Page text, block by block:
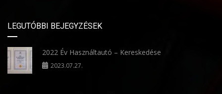
LEGUTÓBBI BEJEGYZÉSEK
2022 Év Használtautó – Kereskedése
2023.07.27.